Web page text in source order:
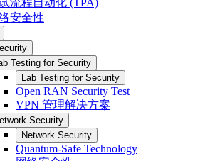
流程自动化 (TPA)
安全性
Testing for Security
Lab Testing for Security
Open RAN Security Test
VPN 管理解决方案
Security
Network Security
Quantum-Safe Technology